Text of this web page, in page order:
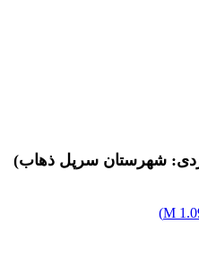
شهرستان سرپل ذهاب)
1.09
)